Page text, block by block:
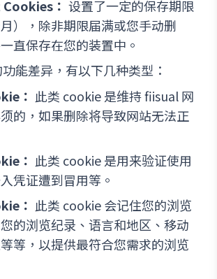
： 设置了一定的保存期限
月），除非期限届满或您手动删
直保存在您的装置中。
能差异，有以下几种类型：
： 此类 cookie 是维持 fiisual 网
的，如果删除将导致网站无法正
： 此类 cookie 是用来验证使用
凭证遭到冒用等。
： 此类 cookie 会记住您的浏览
的浏览纪录、语言和地区、移动
等，以提供最符合您需求的浏览